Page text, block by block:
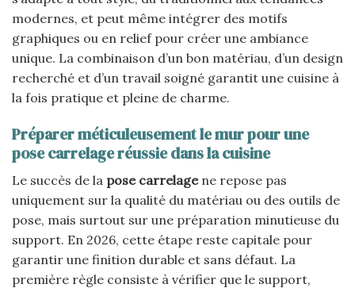
modernes, et peut même intégrer des motifs
graphiques ou en relief pour créer une ambiance
unique. La combinaison d’un bon matériau, d’un design
recherché et d’un travail soigné garantit une cuisine à
la fois pratique et pleine de charme.
Préparer méticuleusement le mur pour une
pose carrelage réussie dans la cuisine
Le succès de la pose carrelagene repose pas
uniquement sur la qualité du matériau ou des outils de
pose, mais surtout sur une préparation minutieuse du
support. En 2026, cette étape reste capitale pour
garantir une finition durable et sans défaut. La
première règle consiste à vérifier que le support,